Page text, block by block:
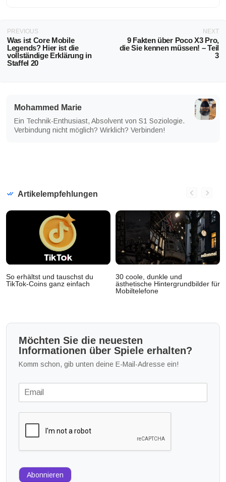
PREVIOUS
Was ist Core Mobile
Legends? Hier ist die
vollständige Erklärung in
Staffel 20
NEXT
9 Fakten über Poco X3 Pro,
die Sie kennen müssen! – Teil
3
Mohammed Marie
Ein Technik-Enthusiast, Absolvent von S1 Soziologie.
Verbindung nicht möglich? Wirklich? Verbinden!
Artikelempfehlungen
So erhältst und tauschst du
TikTok-Coins ganz einfach
30 coole, dunkle und
ästhetische Hintergrundbilder für
Mobiltelefone
Möchten Sie die neuesten
Informationen über Spiele erhalten?
Komm schon, gib unten deine E-Mail-Adresse ein!
Abonnieren